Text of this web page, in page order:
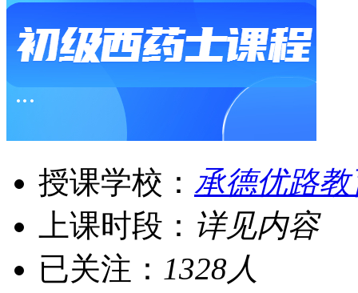
授课学校： 承德优路
上课时段： 详见内容
已关注： 1328人